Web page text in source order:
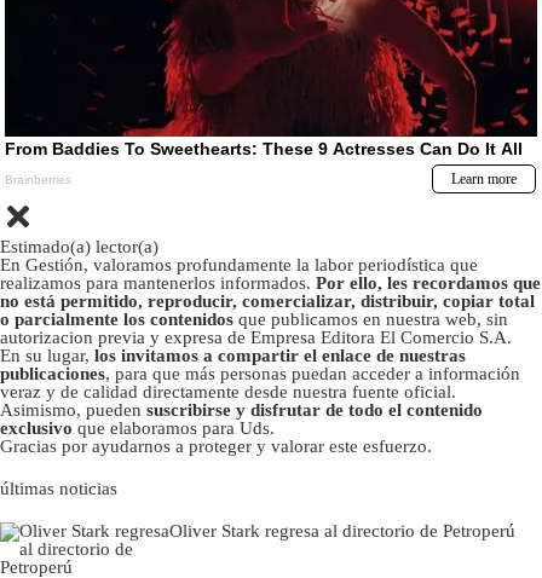
Estimado(a) lector(a)
En Gestión, valoramos profundamente la labor periodística que
realizamos para mantenerlos informados. Por ello, les recordamos que
no está permitido, reproducir, comercializar, distribuir, copiar total
o parcialmente los contenidos que publicamos en nuestra web, sin
autorizacion previa y expresa de Empresa Editora El Comercio S.A.
En su lugar, los invitamos a compartir el enlace de nuestras
publicaciones, para que más personas puedan acceder a información
veraz y de calidad directamente desde nuestra fuente oficial.
Asimismo, pueden suscribirse y disfrutar de todo el contenido
exclusivo que elaboramos para Uds.
Gracias por ayudarnos a proteger y valorar este esfuerzo.
últimas noticias
Oliver Stark regresa al directorio de Petroperú